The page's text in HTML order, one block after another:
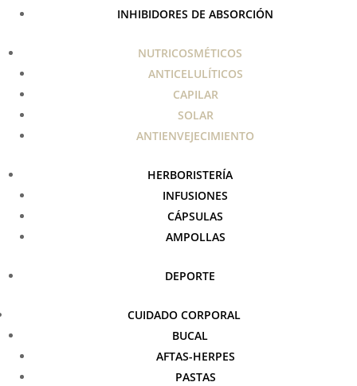
INHIBIDORES DE ABSORCIÓN
NUTRICOSMÉTICOS
ANTICELULÍTICOS
CAPILAR
SOLAR
ANTIENVEJECIMIENTO
HERBORISTERÍA
INFUSIONES
CÁPSULAS
AMPOLLAS
DEPORTE
CUIDADO CORPORAL
BUCAL
AFTAS-HERPES
PASTAS